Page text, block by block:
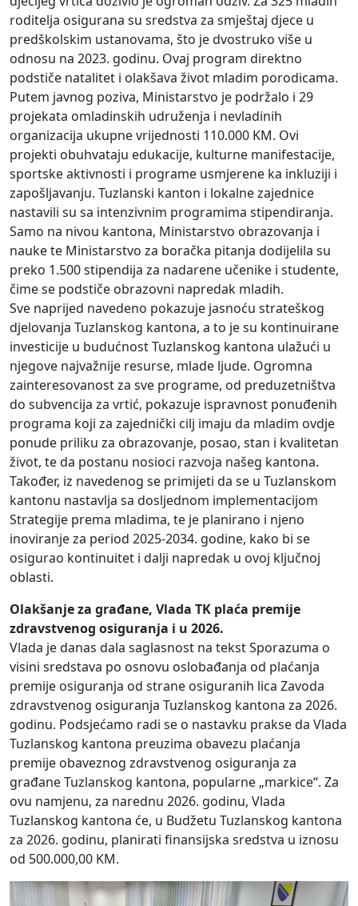
roditelja osigurana su sredstva za smještaj djece u
predškolskim ustanovama, što je dvostruko više u
odnosu na 2023. godinu. Ovaj program direktno
podstiče natalitet i olakšava život mladim porodicama.
Putem javnog poziva, Ministarstvo je podržalo i 29
projekata omladinskih udruženja i nevladinih
organizacija ukupne vrijednosti 110.000 KM. Ovi
projekti obuhvataju edukacije, kulturne manifestacije,
sportske aktivnosti i programe usmjerene ka inkluziji i
zapošljavanju. Tuzlanski kanton i lokalne zajednice
nastavili su sa intenzivnim programima stipendiranja.
Samo na nivou kantona, Ministarstvo obrazovanja i
nauke te Ministarstvo za boračka pitanja dodijelila su
preko 1.500 stipendija za nadarene učenike i studente,
čime se podstiče obrazovni napredak mladih.
Sve naprijed navedeno pokazuje jasnoću strateškog
djelovanja Tuzlanskog kantona, a to je su kontinuirane
investicije u budućnost Tuzlanskog kantona ulažući u
njegove najvažnije resurse, mlade ljude. Ogromna
zainteresovanost za sve programe, od preduzetništva
do subvencija za vrtić, pokazuje ispravnost ponuđenih
programa koji za zajednički cilj imaju da mladim ovdje
ponude priliku za obrazovanje, posao, stan i kvalitetan
život, te da postanu nosioci razvoja našeg kantona.
Također, iz navedenog se primijeti da se u Tuzlanskom
kantonu nastavlja sa dosljednom implementacijom
Strategije prema mladima, te je planirano i njeno
inoviranje za period 2025-2034. godine, kako bi se
osigurao kontinuitet i dalji napredak u ovoj ključnoj
oblasti.
Olakšanje za građane, Vlada TK plaća premije
zdravstvenog osiguranja i u 2026.
Vlada je danas dala saglasnost na tekst Sporazuma o
visini sredstava po osnovu oslobađanja od plaćanja
premije osiguranja od strane osiguranih lica Zavoda
zdravstvenog osiguranja Tuzlanskog kantona za 2026.
godinu. Podsjećamo radi se o nastavku prakse da Vlada
Tuzlanskog kantona preuzima obavezu plaćanja
premije obaveznog zdravstvenog osiguranja za
građane Tuzlanskog kantona, popularne „markice“. Za
ovu namjenu, za narednu 2026. godinu, Vlada
Tuzlanskog kantona će, u Budžetu Tuzlanskog kantona
za 2026. godinu, planirati finansijska sredstva u iznosu
od 500.000,00 KM.